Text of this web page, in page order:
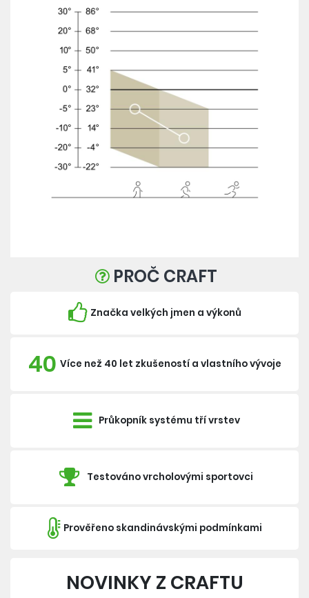
PROČ CRAFT
Značka velkých jmen a výkonů
40 Více než 40 let zkušeností a vlastního vývoje
Průkopník systému tří vrstev
Testováno vrcholovými sportovci
Prověřeno skandinávskými podmínkami
NOVINKY Z CRAFTU